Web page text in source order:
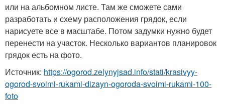
или на альбомном листе. Там же сможете сами
разработать и схему расположения грядок, если
нарисуете все в масштабе. Потом задумки нужно будет
перенести на участок. Несколько вариантов планировок
грядок есть на фото.
Источник: https://ogorod.zelynyjsad.info/stati/krasivyy-
ogorod-svoimi-rukami-dizayn-ogoroda-svoimi-rukami-100-
foto